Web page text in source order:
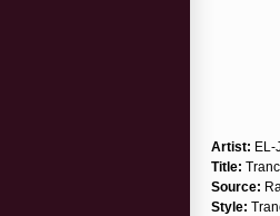
Artist: EL-
Title:
Source:
Style: